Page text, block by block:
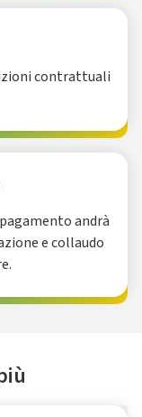
contrattuali
andrà
e collaudo